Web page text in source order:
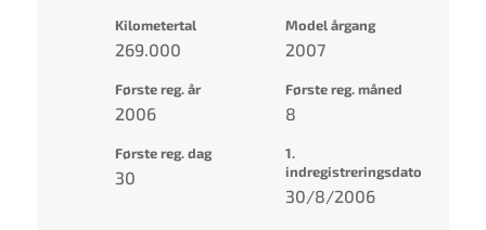
Kilometertal
269.000
Model årgang
2007
Første reg. år
2006
Første reg. måned
8
Første reg. dag
30
1.
indregistreringsdato
30/8/2006